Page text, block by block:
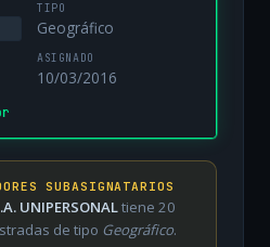
TIPO
Geográfico
ASIGNADO
10/03/2016
SUBASIGNATARIOS
UNIPERSONALtiene 20
de tipo Geográfico.